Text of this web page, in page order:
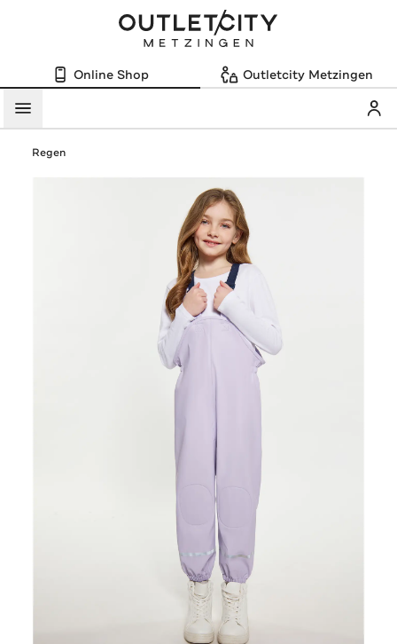
Online Shop Outletcity Metzingen
Menü
Regen